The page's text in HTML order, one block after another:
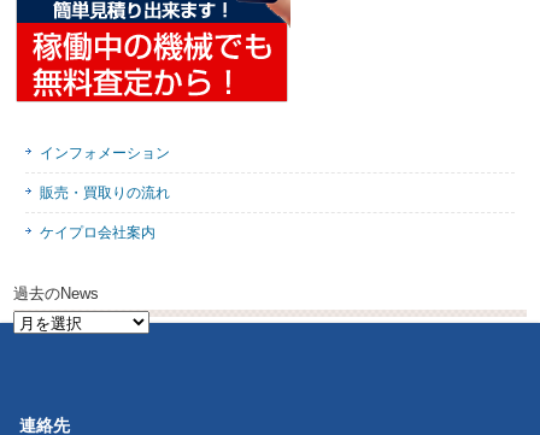
インフォメーション
販売・買取りの流れ
ケイプロ会社案内
過去のNews
過
連絡先